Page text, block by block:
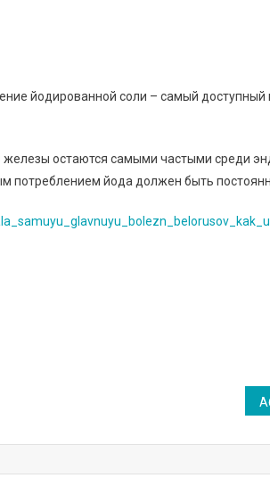
йодированной соли – самый
остаются самыми частыми среди
потреблением йода должен быть